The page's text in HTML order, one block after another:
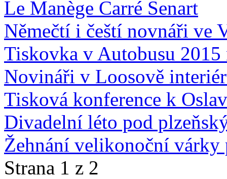
Le Manège Carré Senart
Němečtí i čeští novnáři ve
Tiskovka v Autobusu
Novináři v Loosově
Tisková konference k
Divadelní léto pod
Žehnání velikonoční várky
Strana 1 z 2